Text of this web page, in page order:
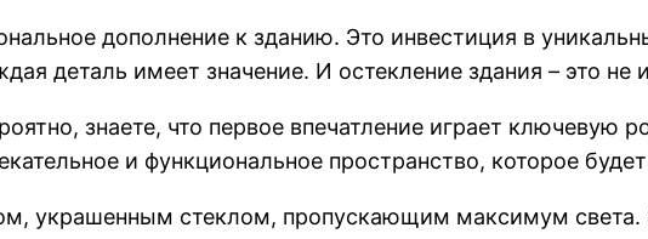
дополнение к зданию. Это инвестиция в
деталь имеет значение. И остекление здания – это не
знаете, что первое впечатление играет
и функциональное пространство, которое
украшенным стеклом, пропускающим максимум света.